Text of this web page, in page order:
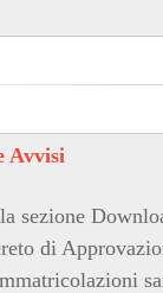
Avvisi
sezione
di